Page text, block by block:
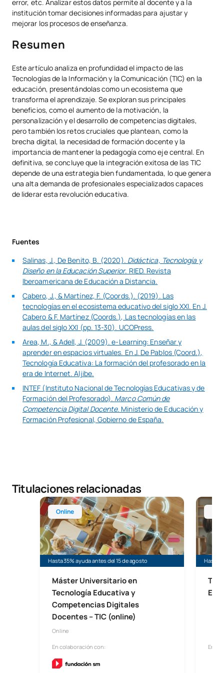
error, etc. Analizar estos datos permite al docente y a la
institución tomar decisiones informadas para ajustar y
mejorar los procesos de enseñanza.
Resumen
Este artículo analiza en profundidad el impacto de las
Tecnologías de la Información y la Comunicación (TIC) en la
educación, presentándolas como un ecosistema que
transforma el aprendizaje. Se exploran sus principales
beneficios, como el aumento de la motivación, la
personalización y el desarrollo de competencias digitales,
pero también los retos cruciales que plantean, como la
brecha digital, la necesidad de formación docente y la
importancia de mantener la pedagogía como eje central. En
definitiva, se concluye que la integración exitosa de las TIC
depende de una estrategia bien fundamentada, lo que genera
una alta demanda de profesionales especializados capaces
de liderar esta revolución educativa.
Fuentes
Salinas, J., De Benito, B. (2020). Didáctica, Tecnología y
Diseño en la Educación Superior. RIED. Revista
Iberoamericana de Educación a Distancia.
Cabero, J., & Martínez, F. (Coords.). (2019). Las
tecnologías en el ecosistema educativo del siglo XXI. En J.
Cabero & F. Martínez (Coords.), Las tecnologías en las
aulas del siglo XXI (pp. 13-30). UCOPress.
Area, M., & Adell, J. (2009). e-Learning: Enseñar y
aprender en espacios virtuales. En J. De Pablos (Coord.),
Tecnología Educativa: La formación del profesorado en la
era de Internet. Aljibe.
INTEF (Instituto Nacional de Tecnologías Educativas y de
Formación del Profesorado). Marco Común de
Competencia Digital Docente. Ministerio de Educación y
Formación Profesional, Gobierno de España.
Titulaciones relacionadas
Online
Hasta 35% ayuda antes del 15 de agosto
Máster Universitario en
Tecnología Educativa y
Competencias Digitales
Docentes – TIC (online)
Online
En colaboración con:
Máster Online en Tecnología Educativa (Máster
Hasta
En